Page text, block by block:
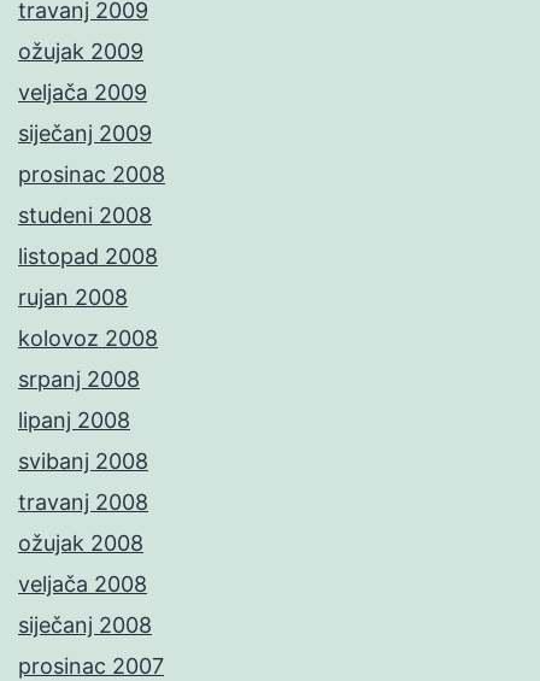
travanj 2009
ožujak 2009
veljača 2009
siječanj 2009
prosinac 2008
studeni 2008
listopad 2008
rujan 2008
kolovoz 2008
srpanj 2008
lipanj 2008
svibanj 2008
travanj 2008
ožujak 2008
veljača 2008
siječanj 2008
prosinac 2007